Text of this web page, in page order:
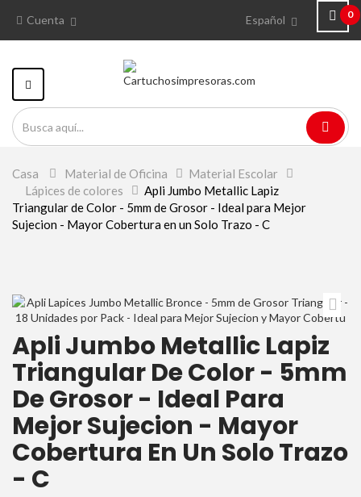
0
Español
Cuenta
Navegación
Toggle
Casa > Material de Oficina > Material Escolar
Lápices de colores > Apli Jumbo Metallic Lapiz
Triangular de Color - 5mm de Grosor - Ideal para Mejor
Sujecion - Mayor Cobertura en un Solo Trazo - C
Apli Jumbo Metallic Lapiz
Triangular De Color - 5mm
De Grosor - Ideal Para
Mejor Sujecion - Mayor
Cobertura En Un Solo Trazo
- C